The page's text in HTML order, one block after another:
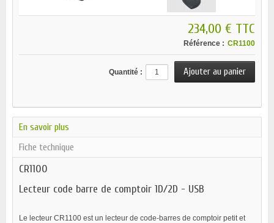
234,00 € TTC
Référence : CR1100
Quantité :
En savoir plus
Fiche technique
CR1100
Lecteur code barre de comptoir 1D/2D - USB
Le lecteur CR1100 est un lecteur de code-barres de comptoir petit et